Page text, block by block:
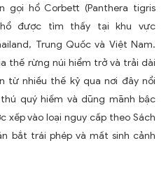
hổ Corbett (Panthera tigris
được tìm thấy tại khu vực
Trung Quốc và Việt Nam.
thế rừng núi hiểm trở và trải dài
từ nhiều thế kỷ qua nơi đây nổi
quý hiếm và dũng mãnh bậc
xếp vào loại nguy cấp theo Sách
bắt trái phép và mất sinh cảnh